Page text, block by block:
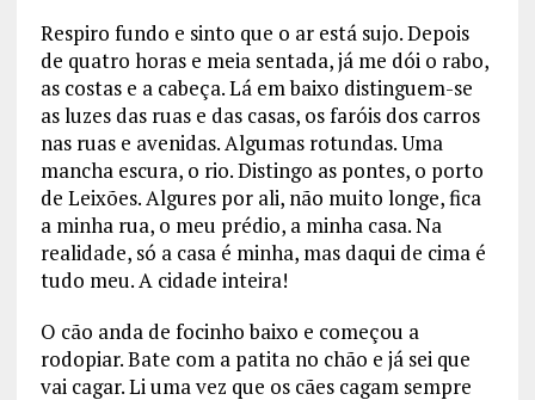
Respiro fundo e sinto que o ar está sujo. Depois
de quatro horas e meia sentada, já me dói o rabo,
as costas e a cabeça. Lá em baixo distinguem-se
as luzes das ruas e das casas, os faróis dos carros
nas ruas e avenidas. Algumas rotundas. Uma
mancha escura, o rio. Distingo as pontes, o porto
de Leixões. Algures por ali, não muito longe, fica
a minha rua, o meu prédio, a minha casa. Na
realidade, só a casa é minha, mas daqui de cima é
tudo meu. A cidade inteira!
O cão anda de focinho baixo e começou a
rodopiar. Bate com a patita no chão e já sei que
vai cagar. Li uma vez que os cães cagam sempre